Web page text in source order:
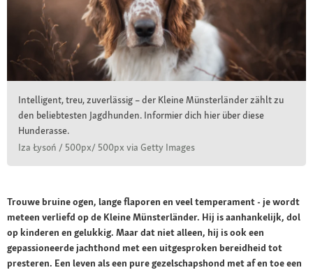
Intelligent, treu, zuverlässig – der Kleine Münsterländer zählt zu
den beliebtesten Jagdhunden. Informier dich hier über diese
Hunderasse.
Iza Łysoń / 500px/ 500px via Getty Images
Trouwe bruine ogen, lange flaporen en veel temperament - je wordt
meteen verliefd op de Kleine Münsterländer. Hij is aanhankelijk, dol
op kinderen en gelukkig. Maar dat niet alleen, hij is ook een
gepassioneerde jachthond met een uitgesproken bereidheid tot
presteren. Een leven als een pure gezelschapshond met af en toe een